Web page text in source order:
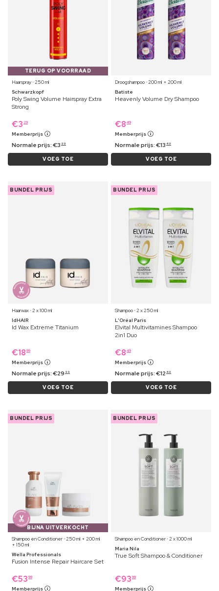
TERUG OP VOORRAAD
Haarspray ⋅ 250 ml
Schwarzkopf
Poly Swing Volume Hairspray Extra
Strong
€3 29
Memberprijs
Normale prijs:€3 99
VOEG TOE
Droogshampoo ⋅ 200 ml + 200 ml
Batiste
Heavenly Volume Dry Shampoo
€8 49
Memberprijs
Normale prijs:€13 49
VOEG TOE
BUNDEL PRIJS
Haarwax ⋅ 2 x 100 ml
IdHAIR
Id Wax Extreme Titanium
€18 99
Memberprijs
Normale prijs:€29 99
VOEG TOE
BUNDEL PRIJS
Shampoo ⋅ 2 x 250 ml
L'Oréal Paris
Elvital Multivitamines Shampoo
2in1 Duo
€8 49
Memberprijs
Normale prijs:€12 49
VOEG TOE
BUNDEL PRIJS
BIJNA UITVERKOCHT
Shampoo en Conditioner ⋅ 250 ml + 200 ml
+ 150 ml
Wella Professionals
Fusion Intense Repair Haircare Set
€53 99
Memberprijs
BUNDEL PRIJS
Shampoo en Conditioner ⋅ 2 x 1000 ml
Maria Nila
True Soft Shampoo & Conditioner
€93 99
Memberprijs